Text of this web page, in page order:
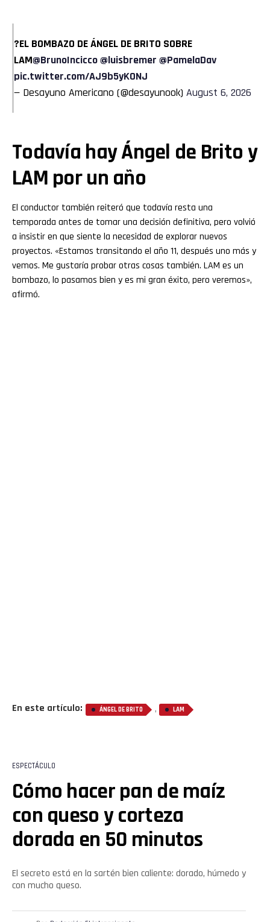
?EL BOMBAZO DE ÁNGEL DE BRITO SOBRE
LAM@BrunoIncicco@luisbremer @PamelaDav
pic.twitter.com/AJ9b5yKONJ
— Desayuno Americano (@desayunook) August 6, 2026
Todavía hay Ángel de Brito y
LAM por un año
El conductor también reiteró que todavía resta una
temporada antes de tomar una decisión definitiva, pero volvió
a insistir en que siente la necesidad de explorar nuevos
proyectos. «Estamos transitando el año 11, después uno más y
vemos. Me gustaría probar otras cosas también. LAM es un
bombazo, lo pasamos bien y es mi gran éxito, pero veremos»,
afirmó.
En este artículo: ÁNGEL DE BRITO , LAM
ESPECTÁCULO
Cómo hacer pan de maíz
con queso y corteza
dorada en 50 minutos
El secreto está en la sartén bien caliente: dorado, húmedo y
con mucho queso.